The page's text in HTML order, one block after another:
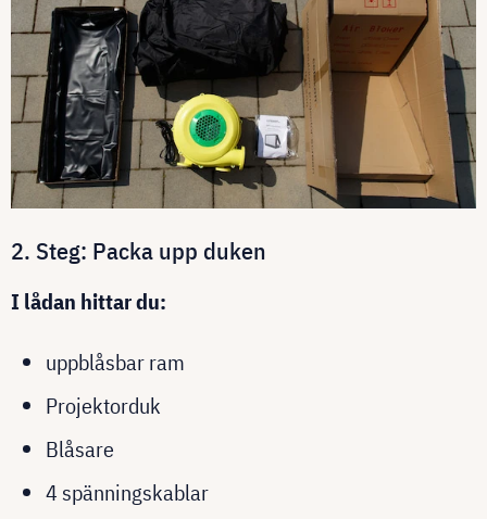
2. Steg: Packa upp duken
I lådan hittar du:
uppblåsbar ram
Projektorduk
Blåsare
4 spänningskablar